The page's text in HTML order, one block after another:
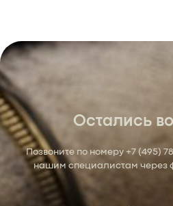
Остались
Позвоните по номеру +7 (495)
нашим специалистам через